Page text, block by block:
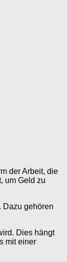
der Arbeit, die
um Geld zu
Dazu gehören
Dies hängt
mit einer